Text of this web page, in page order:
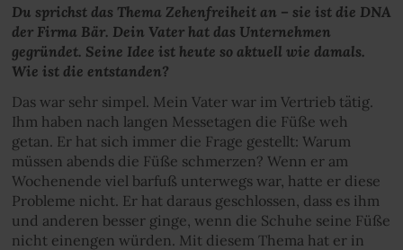
Du sprichst das Thema Zehenfreiheit an – sie ist die DNA
der Firma Bär. Dein Vater hat das Unternehmen
gegründet. Seine Idee ist heute so aktuell wie damals.
Wie ist die entstanden?
Das war sehr simpel. Mein Vater war im Vertrieb tätig.
Ihm haben nach langen Messetagen die Füße weh
getan. Er hat sich immer die Frage gestellt: Warum
müssen abends die Füße schmerzen? Wenn er am
Wochenende viel barfuß unterwegs war, hatte er diese
Probleme nicht. Er hat daraus geschlossen, dass es ihm
und anderen besser ginge, wenn die Schuhe seine Füße
nicht einengen würden. Mit diesem Thema hat er in